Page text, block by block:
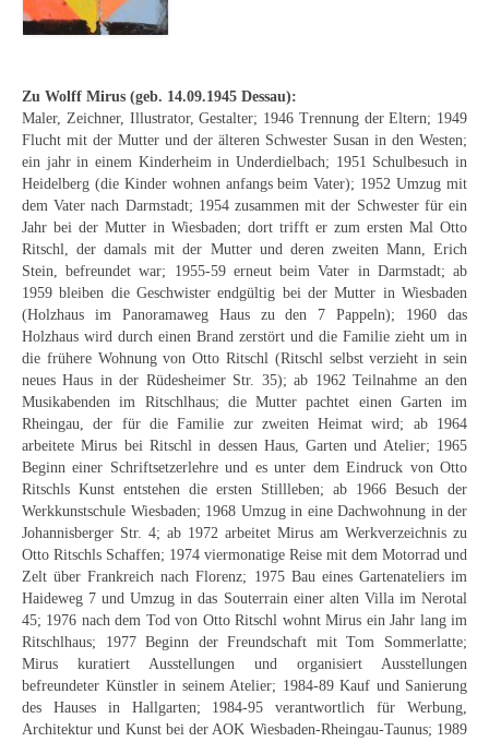
Emma Joos
Richard Sprick
Weitere Künstler 1900-1945
Kunst nach 1945
Helmut Diekmann
Hermann Dieste
August Lange-Brock
Ludwig (Luis) Neu
Ferdinand Springer
Arne Siegfried
Curt Wittenbecher
Weitere Künstler nach 1945
Unbekannt
Autographen / Dokumente
Herkunft & Wirkungsstätte
Berliner Künstler
Zu Wolff Mirus (geb. 14.09.1945 Dessau):
Maler, Zeichner, Illustrator, Gestalter; 1946 Trennung der Eltern; 1949
Flucht mit der Mutter und der älteren Schwester Susan in den Westen;
ein jahr in einem Kinderheim in Underdielbach; 1951 Schulbesuch in
Heidelberg (die Kinder wohnen anfangs beim Vater); 1952 Umzug mit
dem Vater nach Darmstadt; 1954 zusammen mit der Schwester für ein
Jahr bei der Mutter in Wiesbaden; dort trifft er zum ersten Mal Otto
Ritschl, der damals mit der Mutter und deren zweiten Mann, Erich
Stein, befreundet war; 1955-59 erneut beim Vater in Darmstadt; ab
1959 bleiben die Geschwister endgültig bei der Mutter in Wiesbaden
(Holzhaus im Panoramaweg Haus zu den 7 Pappeln); 1960 das
Holzhaus wird durch einen Brand zerstört und die Familie zieht um in
die frühere Wohnung von Otto Ritschl (Ritschl selbst verzieht in sein
neues Haus in der Rüdesheimer Str. 35); ab 1962 Teilnahme an den
Musikabenden im Ritschlhaus; die Mutter pachtet einen Garten im
Rheingau, der für die Familie zur zweiten Heimat wird; ab 1964
arbeitete Mirus bei Ritschl in dessen Haus, Garten und Atelier; 1965
Beginn einer Schriftsetzerlehre und es unter dem Eindruck von Otto
Ritschls Kunst entstehen die ersten Stillleben; ab 1966 Besuch der
Werkkunstschule Wiesbaden; 1968 Umzug in eine Dachwohnung in der
Johannisberger Str. 4; ab 1972 arbeitet Mirus am Werkverzeichnis zu
Otto Ritschls Schaffen; 1974 viermonatige Reise mit dem Motorrad und
Zelt über Frankreich nach Florenz; 1975 Bau eines Gartenateliers im
Haideweg 7 und Umzug in das Souterrain einer alten Villa im Nerotal
45; 1976 nach dem Tod von Otto Ritschl wohnt Mirus ein Jahr lang im
Ritschlhaus; 1977 Beginn der Freundschaft mit Tom Sommerlatte;
Mirus kuratiert Ausstellungen und organisiert Ausstellungen
befreundeter Künstler in seinem Atelier; 1984-89 Kauf und Sanierung
des Hauses in Hallgarten; 1984-95 verantwortlich für Werbung,
Architektur und Kunst bei der AOK Wiesbaden-Rheingau-Taunus; 1989